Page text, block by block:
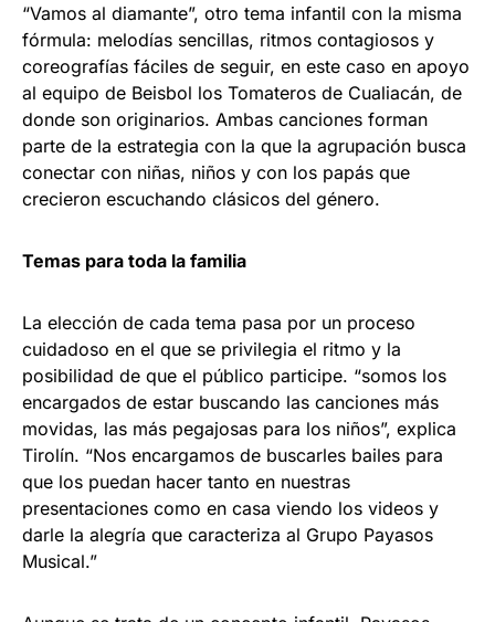
“Vamos al diamante”, otro tema infantil con la misma
fórmula: melodías sencillas, ritmos contagiosos y
coreografías fáciles de seguir, en este caso en apoyo
al equipo de Beisbol los Tomateros de Cualiacán, de
donde son originarios. Ambas canciones forman
parte de la estrategia con la que la agrupación busca
conectar con niñas, niños y con los papás que
crecieron escuchando clásicos del género.
Temas para toda la familia
La elección de cada tema pasa por un proceso
cuidadoso en el que se privilegia el ritmo y la
posibilidad de que el público participe. “somos los
encargados de estar buscando las canciones más
movidas, las más pegajosas para los niños”, explica
Tirolín. “Nos encargamos de buscarles bailes para
que los puedan hacer tanto en nuestras
presentaciones como en casa viendo los videos y
darle la alegría que caracteriza al Grupo Payasos
Musical.”